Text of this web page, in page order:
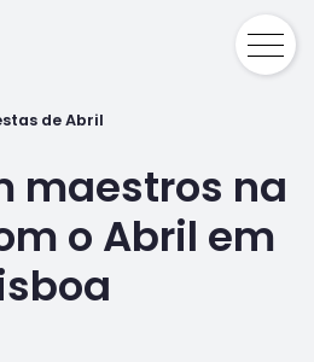
de Abril
maestros na
o Abril em